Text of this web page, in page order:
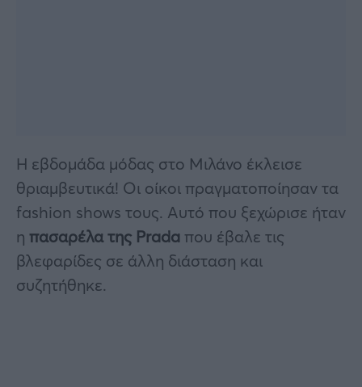
Η εβδομάδα μόδας στο Μιλάνο έκλεισε
θριαμβευτικά! Οι οίκοι πραγματοποίησαν τα
fashion shows τους. Αυτό που ξεχώρισε ήταν
η πασαρέλα της Prada που έβαλε τις
βλεφαρίδες σε άλλη διάσταση και
συζητήθηκε.